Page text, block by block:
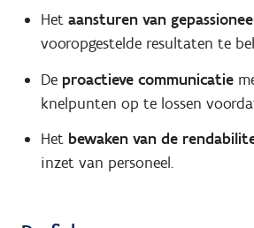
Het aansturen van
vooropgestelde resultaten te
De proactieve communicatie
knelpunten op te lossen
Het bewaken van de
inzet van personeel.